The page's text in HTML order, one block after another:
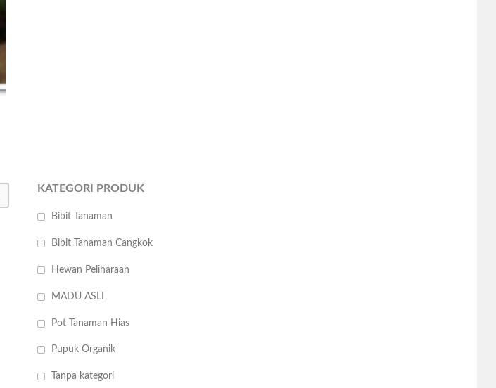
KATEGORI PRODUK
Bibit Tanaman
Bibit Tanaman Cangkok
Hewan Peliharaan
MADU ASLI
Pot Tanaman Hias
Pupuk Organik
Tanpa kategori